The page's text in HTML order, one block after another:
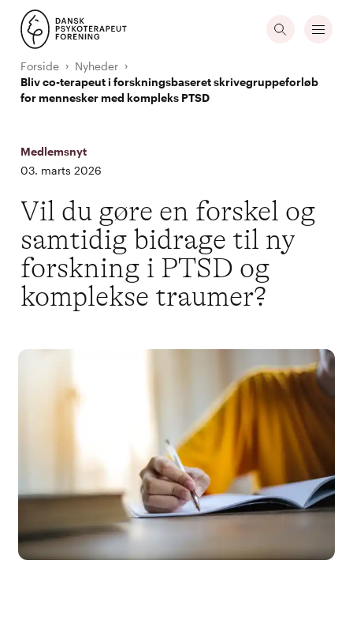
Forside
Nyheder
Bliv co-terapeut i forskningsbaseret skrivegruppeforløb
for mennesker med kompleks PTSD
Medlemsnyt
03. marts 2026
Vil du gøre en forskel og
samtidig bidrage til ny
forskning i PTSD og
komplekse traumer?